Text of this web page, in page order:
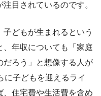
目されているのです。
どもが生まれるという
年収についても「家庭
だろう」と想像する人が
に子どもを迎えるライ
、住宅費や生活費を含め